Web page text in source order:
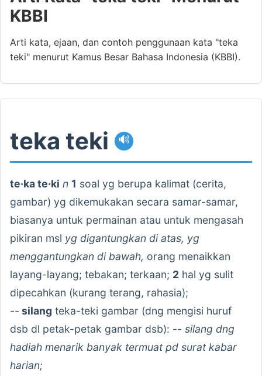
KBBI
Arti kata, ejaan, dan contoh penggunaan kata "teka
teki" menurut Kamus Besar Bahasa Indonesia (KBBI).
teka teki 🔊
te·ka te·ki n 1 soal yg berupa kalimat (cerita,
gambar) yg dikemukakan secara samar-samar,
biasanya untuk permainan atau untuk mengasah
pikiran msl yg digantungkan di atas, yg
menggantungkan di bawah, orang menaikkan
layang-layang; tebakan; terkaan; 2 hal yg sulit
dipecahkan (kurang terang, rahasia);
-- silang teka-teki gambar (dng mengisi huruf
dsb dl petak-petak gambar dsb): -- silang dng
hadiah menarik banyak termuat pd surat kabar
harian;